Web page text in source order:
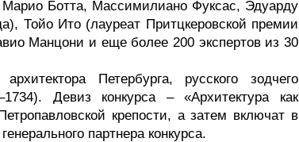
Ботта, Массимилиано Фуксас, Эдуарду
Тойо Ито (лауреат Притцкеровской премии
Манцони и еще более 200 экспертов из 30
Петербурга, русского зодчего
Девиз конкурса – «Архитектура как
крепости, а затем включат в
партнера конкурса.